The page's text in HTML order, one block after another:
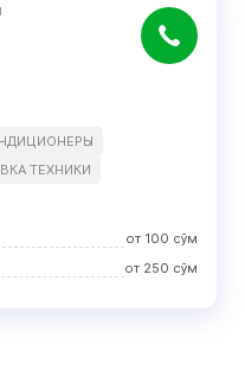
ТЕХНИКИ
от 100 сўм
от 250 сўм